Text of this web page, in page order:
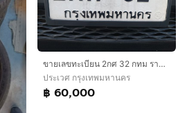
ขายเลขทะเบียน 2กศ 32 กทม ราคา 60,000.- สนใจติดต่อ 0986545361
ประเวศ กรุงเทพมหานคร
฿ 60,000